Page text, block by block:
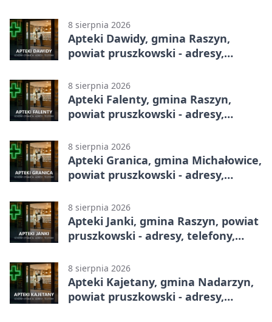
8 sierpnia 2026
Apteki Dawidy, gmina Raszyn,
powiat pruszkowski - adresy,
8 sierpnia 2026
Apteki Falenty, gmina Raszyn,
powiat pruszkowski - adresy,
8 sierpnia 2026
Apteki Granica, gmina Michałowice,
powiat pruszkowski - adresy,
8 sierpnia 2026
Apteki Janki, gmina Raszyn, powiat
pruszkowski - adresy, telefony,
8 sierpnia 2026
Apteki Kajetany, gmina Nadarzyn,
powiat pruszkowski - adresy,